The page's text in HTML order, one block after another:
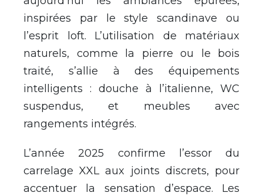
inspirées par le style scandinave ou
l’esprit loft. L’utilisation de matériaux
naturels, comme la pierre ou le bois
traité, s’allie à des équipements
intelligents : douche à l’italienne, WC
suspendus, et meubles avec
rangements intégrés.
L’année 2025 confirme l’essor du
carrelage XXL aux joints discrets, pour
accentuer la sensation d’espace. Les